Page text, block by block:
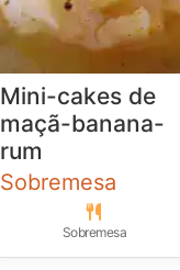
Mini-cakes de
maçã-banana-
rum
Sobremesa
Sobremesa